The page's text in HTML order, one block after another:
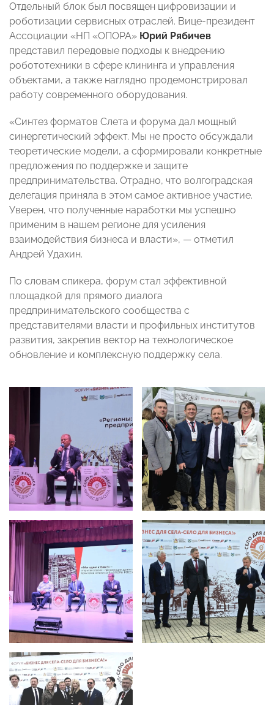
Отдельный блок был посвящен цифровизации и
роботизации сервисных отраслей. Вице-президент
Ассоциации «НП «ОПОРА» Юрий Рябичев
представил передовые подходы к внедрению
робототехники в сфере клининга и управления
объектами, а также наглядно продемонстрировал
работу современного оборудования.
«Синтез форматов Слета и форума дал мощный
синергетический эффект. Мы не просто обсуждали
теоретические модели, а сформировали конкретные
предложения по поддержке и защите
предпринимательства. Отрадно, что волгоградская
делегация приняла в этом самое активное участие.
Уверен, что полученные наработки мы успешно
применим в нашем регионе для усиления
взаимодействия бизнеса и власти», — отметил
Андрей Удахин.
По словам спикера, форум стал эффективной
площадкой для прямого диалога
предпринимательского сообщества с
представителями власти и профильных институтов
развития, закрепив вектор на технологическое
обновление и комплексную поддержку села.